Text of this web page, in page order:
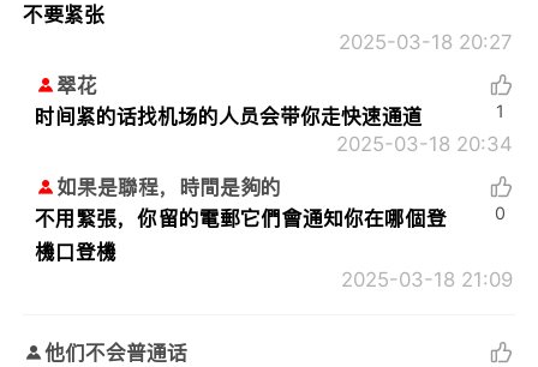
不要紧张
2025-03-18 20:27
翠花
时间紧的话找机场的人员会带你走快速通道
2025-03-18 20:34
1
如果是聯程，時間是夠的
不用緊張，你留的電郵它們會通知你在哪個登
機口登機
2025-03-18 21:09
0
他们不会普通话